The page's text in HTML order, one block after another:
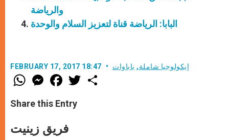
والرياضة
البابا: الرياضة قناة لتعزيز السلام والوحدة
FEBRUARY 17, 2017 18:47 إيكولوجيا شاملة, باباوات
W
h
t
s
p
p
M
e
s
e
g
e
F
a
e
b
o
k
w
Share this Entry
فريق زينيت